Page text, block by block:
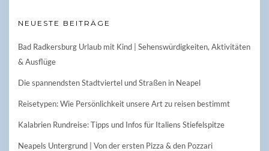
NEUESTE BEITRÄGE
Bad Radkersburg Urlaub mit Kind | Sehenswürdigkeiten, Aktivitäten
& Ausflüge
Die spannendsten Stadtviertel und Straßen in Neapel
Reisetypen: Wie Persönlichkeit unsere Art zu reisen bestimmt
Kalabrien Rundreise: Tipps und Infos für Italiens Stiefelspitze
Neapels Untergrund | Von der ersten Pizza & den Pozzari